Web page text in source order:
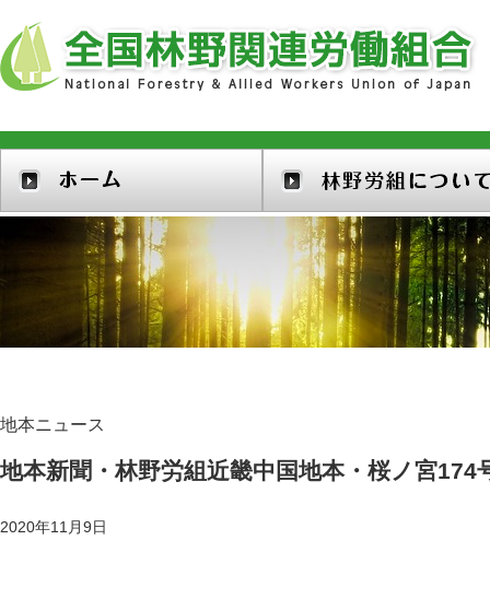
地本ニュース
地本新聞・林野労組近畿中国地本・桜ノ宮174
2020年11月9日